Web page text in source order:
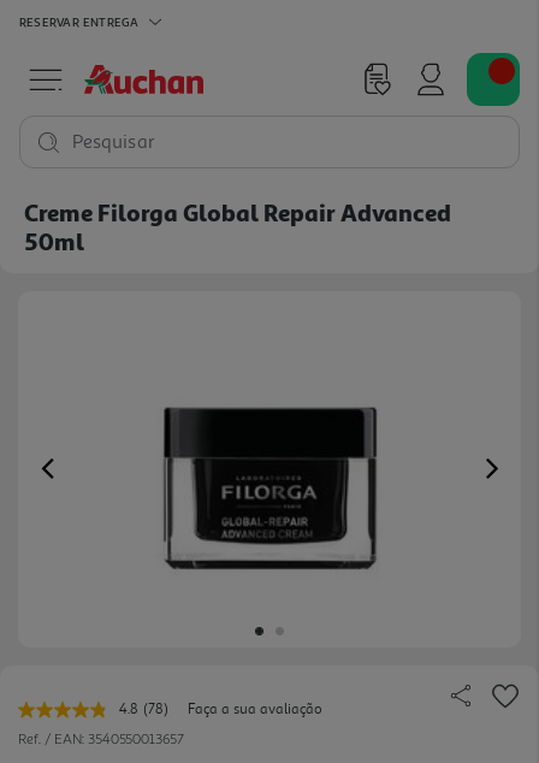
RESERVAR ENTREGA
Pesquisar
Creme Filorga Global Repair Advanced
50ml
Previous
4.8 Leu
78
(78)
Faça a sua avaliação
Ref. / EAN: 3540550013657